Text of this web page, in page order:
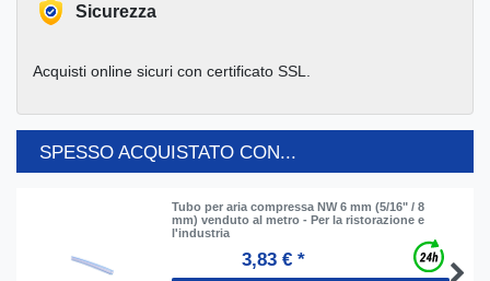
Sicurezza
Acquisti online sicuri con certificato SSL.
SPESSO ACQUISTATO CON...
Tubo per aria compressa NW 6 mm (5/16" / 8
mm) venduto al metro - Per la ristorazione e
l'industria
3,83 € *